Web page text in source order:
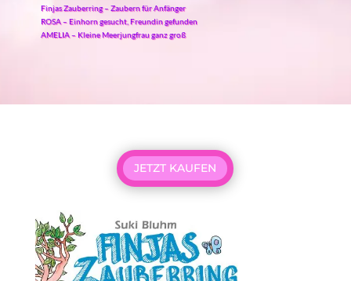
Finjas Zauberring – Zaubern für Anfänger
ROSA – Einhorn gesucht, Freundin gefunden
AMELIA – Kleine Meerjungfrau ganz groß
JETZT KAUFEN